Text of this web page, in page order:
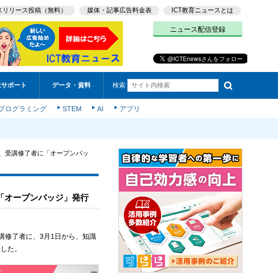
リリース投稿（無料） 媒体・記事広告料金表 ICT教育ニュースとは
ニュース配信登録
ポート データ・資料 検索
ログラミング STEM AI アプリ
受講修了者に「オープンバッ
オープンバッジ」発行
修了者に、3月1日から、知識
た。